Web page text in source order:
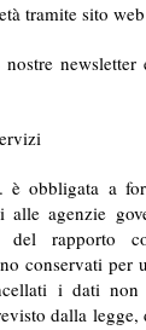
tramite sito
newsletter
è obbligata a
agenzie
rapporto
conservati per
i dati
dalla